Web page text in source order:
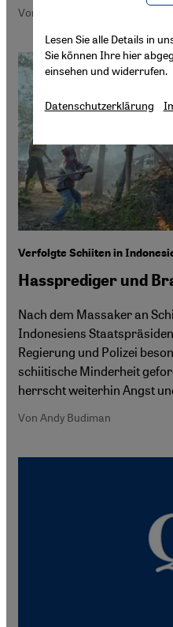
Von Andy Budiman
Verfolgte Schiiten in
Hassprediger und
Nach dem Massaker an
Indonesiens
Regierung und Polizei
schiitische Minderheit
herrscht weiterhin Angst
Von Andy Budiman
Lesen Sie alle Details in
Sie können Ihre hier
einsehen und widerrufen.
Datenschutzerklärung